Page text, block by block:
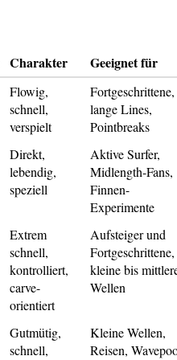
Charakter
Geeignet für
Flowig,
schnell,
verspielt
Fortgeschrittene,
lange Lines,
Pointbreaks
Direkt,
lebendig,
speziell
Aktive Surfer,
Midlength-Fans,
Finnen-
Experimente
Extrem
schnell,
kontrolliert,
carve-
orientiert
Aufsteiger und
Fortgeschrittene,
kleine bis
Wellen
Gutmütig,
schnell,
Kleine Wellen,
Reisen,